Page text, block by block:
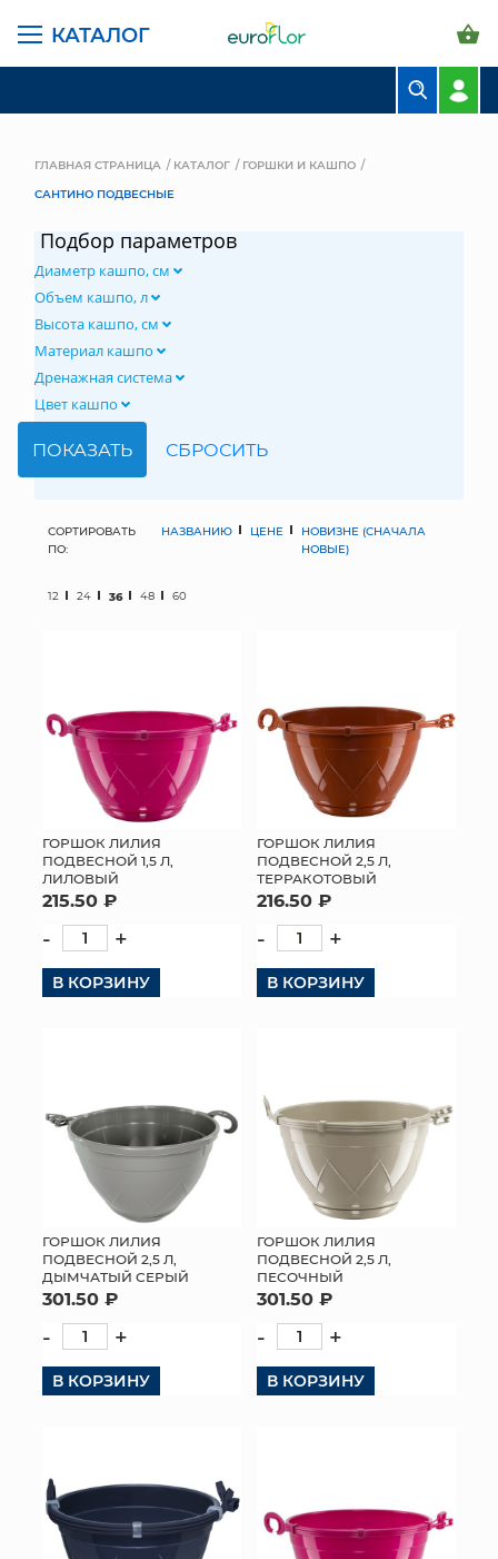
КАТАЛОГ
СВАДЕБНАЯ ФЛОРИСТИКА
МЯГКИЕ ИГРУШКИ
ИСКУССТВЕННЫЕ ЦВЕТЫ
ПАКЕТЫ И СУМКИ
ТОРГОВЫЙ ЦЕНТР
ОПТОВЫМ КЛИЕНТАМ
ДОСТАВКА И ОПЛАТА
ГЛАВНАЯ СТРАНИЦА КАТАЛОГ
ГОРШКИ И КАШПО
САНТИНО ПОДВЕСНЫЕ
Подбор параметров
Диаметр кашпо, см
Объем кашпо, л
Высота кашпо, см
Материал кашпо
Дренажная система
Цвет кашпо
СОРТИРОВАТЬ
ПО:
НАЗВАНИЮ ЦЕНЕ
НОВИЗНЕ (СНАЧАЛА
НОВЫЕ)
12 24 36 48 60
ГОРШОК ЛИЛИЯ
ПОДВЕСНОЙ 1,5 Л,
ЛИЛОВЫЙ
215.50 ₽
- +
В КОРЗИНУ
ГОРШОК ЛИЛИЯ
ПОДВЕСНОЙ 2,5 Л,
ТЕРРАКОТОВЫЙ
216.50 ₽
- +
В КОРЗИНУ
ГОРШОК ЛИЛИЯ
ПОДВЕСНОЙ 2,5 Л,
ДЫМЧАТЫЙ СЕРЫЙ
301.50 ₽
- +
В КОРЗИНУ
ГОРШОК ЛИЛИЯ
ПОДВЕСНОЙ 2,5 Л,
ПЕСОЧНЫЙ
301.50 ₽
- +
В КОРЗИНУ